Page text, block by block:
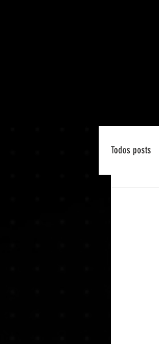
Todos posts